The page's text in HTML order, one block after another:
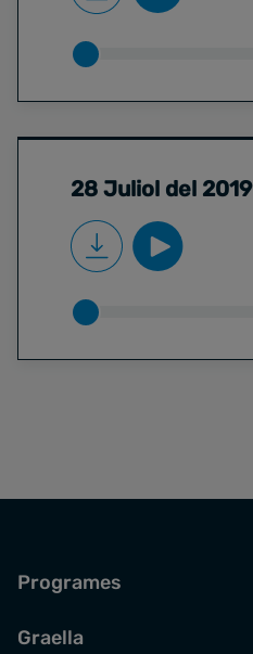
28 Juliol del 2019
Programes
Graella